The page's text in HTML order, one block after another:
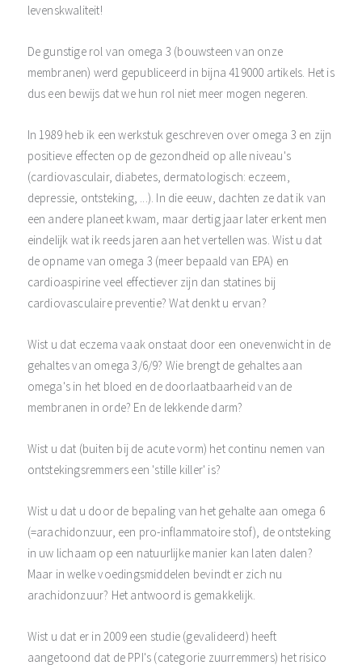
levenskwaliteit!
De gunstige rol van omega 3 (bouwsteen van onze
membranen) werd gepubliceerd in bijna 419000 artikels. Het is
dus een bewijs dat we hun rol niet meer mogen negeren.
In 1989 heb ik een werkstuk geschreven over omega 3 en zijn
positieve effecten op de gezondheid op alle niveau's
(cardiovasculair, diabetes, dermatologisch: eczeem,
depressie, ontsteking, ...). In die eeuw, dachten ze dat ik van
een andere planeet kwam, maar dertig jaar later erkent men
eindelijk wat ik reeds jaren aan het vertellen was. Wist u dat
de opname van omega 3 (meer bepaald van EPA) en
cardioaspirine veel effectiever zijn dan statines bij
cardiovasculaire preventie? Wat denkt u ervan?
Wist u dat eczema vaak onstaat door een onevenwicht in de
gehaltes van omega 3/6/9? Wie brengt de gehaltes aan
omega's in het bloed en de doorlaatbaarheid van de
membranen in orde? En de lekkende darm?
Wist u dat (buiten bij de acute vorm) het continu nemen van
ontstekingsremmers een 'stille killer' is?
Wist u dat u door de bepaling van het gehalte aan omega 6
(=arachidonzuur, een pro-inflammatoire stof), de ontsteking
in uw lichaam op een natuurlijke manier kan laten dalen?
Maar in welke voedingsmiddelen bevindt er zich nu
arachidonzuur? Het antwoord is gemakkelijk.
Wist u dat er in 2009 een studie (gevalideerd) heeft
aangetoond dat de PPI's (categorie zuurremmers) het risico